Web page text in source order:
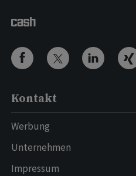
Kontakt
Werbung
Unternehmen
Impressum